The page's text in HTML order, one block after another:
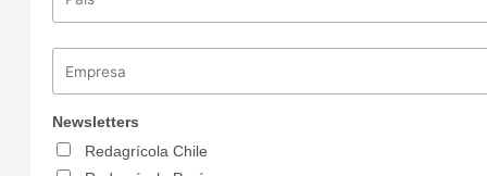
Newsletters
Redagrícola Chile